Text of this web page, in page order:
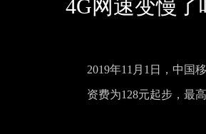
4G网速变慢
2019年11月1日，中国
资费为128元起步，最